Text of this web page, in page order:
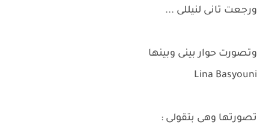
ورجعت تانى لنيللى ...
وتصورت حوار بينى وبينها
Lina Basyouni
تصورتها وهى بتقولى :